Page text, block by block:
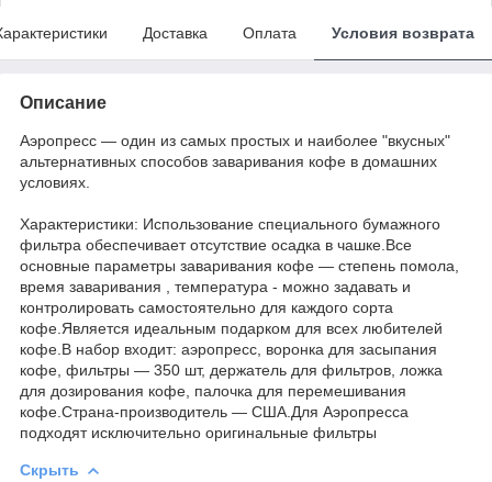
Доставка Оплата Условия возврата
Описание
Аэропресс — один из самых простых и наиболее "вкусных"
альтернативных способов заваривания кофе в домашних
условиях.
Характеристики: Использование специального бумажного
фильтра обеспечивает отсутствие осадка в чашке.Все
основные параметры заваривания кофе — степень помола,
время заваривания , температура - можно задавать и
контролировать самостоятельно для каждого сорта
кофе.Является идеальным подарком для всех любителей
кофе.В набор входит: аэропресс, воронка для засыпания
кофе, фильтры — 350 шт, держатель для фильтров, ложка
для дозирования кофе, палочка для перемешивания
кофе.Страна-производитель — США.Для Аэропресса
подходят исключительно оригинальные фильтры
Скрыть